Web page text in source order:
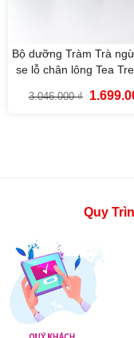
Bộ dưỡng Tràm Trà
se lỗ chân lông Tea
3.046.000₫
Giá
Quy